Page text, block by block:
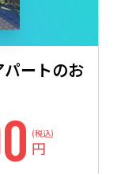
ートのお
(税込)
円